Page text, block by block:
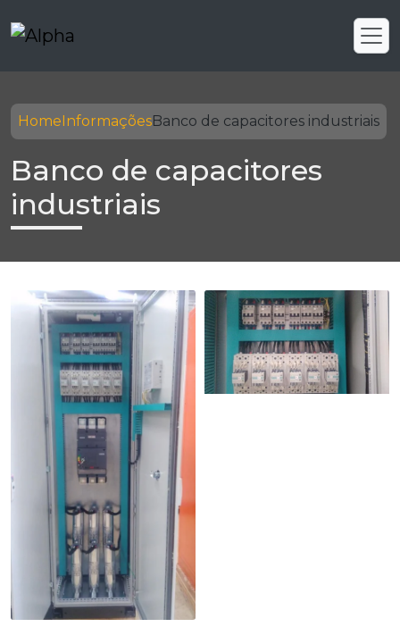
HomeInformaçõesBanco de capacitores industriais
Banco de capacitores
industriais